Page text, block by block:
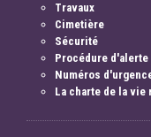
Travaux
Cimetière
Sécurité
Procédure d'alerte
Numéros
La charte de la vie